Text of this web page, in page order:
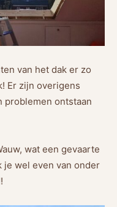
van het dak er zo
Er zijn overigens
problemen ontstaan
wat een gevaarte
je wel even van onder